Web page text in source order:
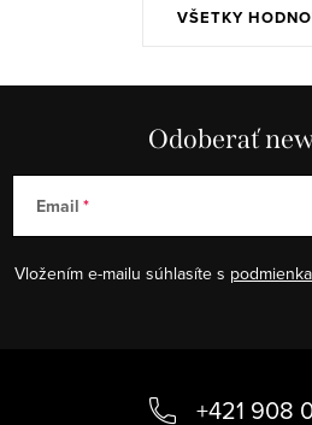
VŠETKY
Odoberať
Email
Vložením e-mailu súhlasíte s
+421 908